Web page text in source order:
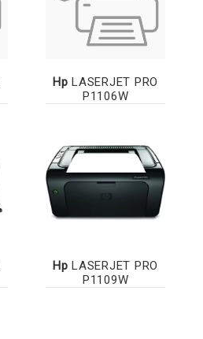
Hp LASERJET PRO
P1106W
Hp LASERJET PRO
P1109W